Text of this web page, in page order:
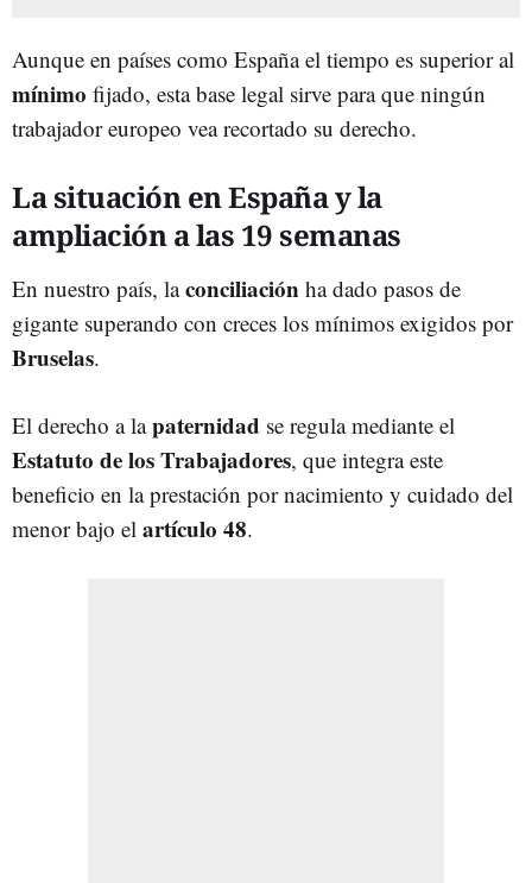
Aunque en países como España el tiempo es superior al
mínimo fijado, esta base legal sirve para que ningún
trabajador europeo vea recortado su derecho.
La situación en España y la
ampliación a las 19 semanas
En nuestro país, laconciliación ha dado pasos de
gigante superando con creces los mínimos exigidos por
Bruselas.
El derecho a lapaternidad se regula mediante el
Estatuto de los Trabajadores, que integra este
beneficio en la prestación por nacimiento y cuidado del
menor bajo el artículo 48.